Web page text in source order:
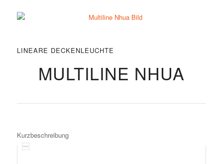
LINEARE DECKENLEUCHTE
MULTILINE NHUA
Kurzbeschreibung